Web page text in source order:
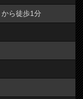
ら徒歩1分